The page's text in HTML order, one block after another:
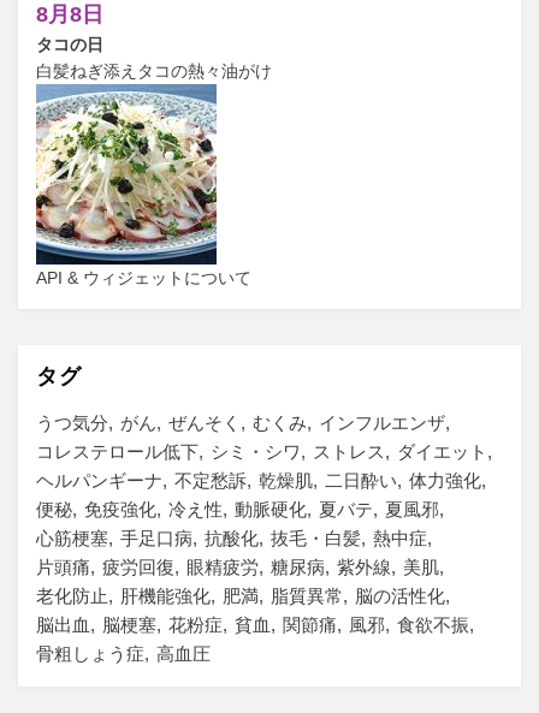
8月8日
タコの日
白髪ねぎ添えタコの熱々油がけ
API & ウィジェットについて
タグ
うつ気分 がん ぜんそく むくみ
インフルエンザ
コレステロール低下
シミ・シワ ストレス
ダイエット
ヘルパンギーナ
不定愁訴 乾燥肌 二日酔い
体力強化
便秘 免疫強化 冷え性 動脈硬化 夏バテ
夏風邪
心筋梗塞 手足口病 抗酸化 抜毛・白髪 熱中症
片頭痛
疲労回復 眼精疲労 糖尿病 紫外線
美肌
老化防止
肝機能強化 肥満 脂質異常
脳の活性化
脳出血
脳梗塞 花粉症 貧血 関節痛 風邪 食欲不振
骨粗しょう症
高血圧